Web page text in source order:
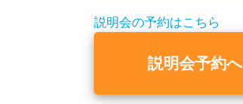
説明会の予約はこちら
説明会予約へ